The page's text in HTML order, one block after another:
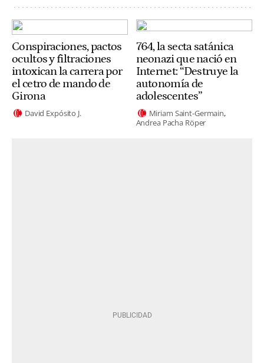
Conspiraciones, pactos
ocultos y filtraciones
intoxican la carrera por
el cetro de mando de
Girona
David Expósito J.
764, la secta satánica
neonazi que nació en
Internet: “Destruye la
autonomía de
adolescentes”
Miriam Saint-Germain
Andrea Pacha Röper